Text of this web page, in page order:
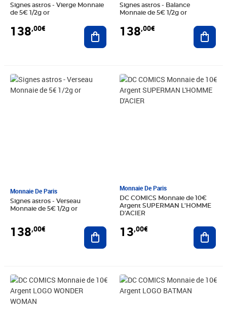
Signes astros - Vierge Monnaie
de 5€ 1/2g or
138,00€ Ajouter au panier
Signes astros - Balance
Monnaie de 5€ 1/2g or
138,00€
Monnaie De Paris
Signes astros - Verseau
Monnaie de 5€ 1/2g or
138,00€
Prix 138,00€
Ajouter au panier
Monnaie De Paris
DC COMICS Monnaie de 10€
Argent SUPERMAN L'HOMME
D'ACIER
13,00€
Prix 13,00€
Prix 15,00€ Prix 15,00€